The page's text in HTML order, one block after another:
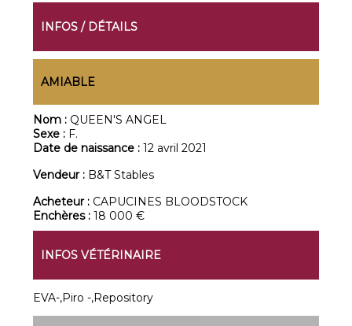
INFOS / DÉTAILS
AMIABLE
Nom : QUEEN'S ANGEL
Sexe : F.
Date de naissance :12 avril 2021
Vendeur : B&T Stables
Acheteur : CAPUCINES BLOODSTOCK
Enchères :18 000 €
INFOS VÉTÉRINAIRE
EVA-,Piro -,Repository